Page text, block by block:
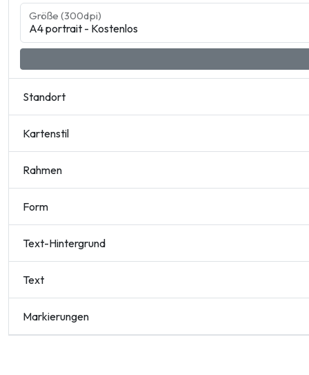
Größe (300dpi)
Standort
Kartenstil
Rahmen
Form
Text-Hintergrund
Text
Markierungen